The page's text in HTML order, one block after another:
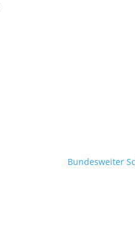
Bundesweiter